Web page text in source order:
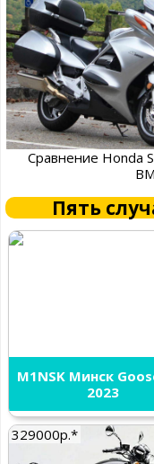
Сравнение Honda
Пять
M1NSK Минск
2023
329000р.*